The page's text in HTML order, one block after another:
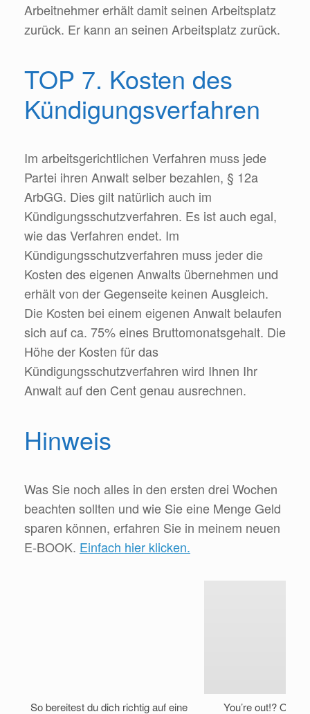
Arbeitnehmer erhält damit seinen Arbeitsplatz
zurück. Er kann an seinen Arbeitsplatz zurück.
TOP 7. Kosten des
Kündigungsverfahren
Im arbeitsgerichtlichen Verfahren muss jede
Partei ihren Anwalt selber bezahlen, § 12a
ArbGG. Dies gilt natürlich auch im
Kündigungsschutzverfahren. Es ist auch egal,
wie das Verfahren endet. Im
Kündigungsschutzverfahren muss jeder die
Kosten des eigenen Anwalts übernehmen und
erhält von der Gegenseite keinen Ausgleich.
Die Kosten bei einem eigenen Anwalt belaufen
sich auf ca. 75% eines Bruttomonatsgehalt. Die
Höhe der Kosten für das
Kündigungsschutzverfahren wird Ihnen Ihr
Anwalt auf den Cent genau ausrechnen.
Hinweis
Was Sie noch alles in den ersten drei Wochen
beachten sollten und wie Sie eine Menge Geld
sparen können, erfahren Sie in meinem neuen
E-BOOK. Einfach hier klicken.
So bereitest du dich richtig auf eine
You’re out!? Oder